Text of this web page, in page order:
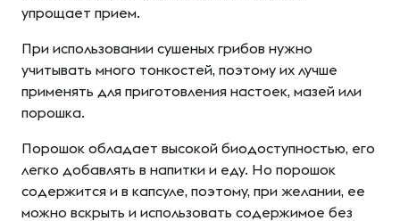
упрощает прием.
При использовании сушеных грибов нужно
учитывать много тонкостей, поэтому их лучше
применять для приготовления настоек, мазей или
порошка.
Порошок обладает высокой биодоступностью, его
легко добавлять в напитки и еду. Но порошок
содержится и в капсуле, поэтому, при желании, ее
можно вскрыть и использовать содержимое без